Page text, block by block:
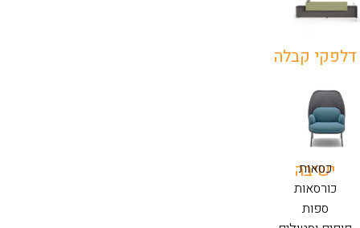
דלפקי קבלה
ישיבה
כסאות
כורסאות
ספות